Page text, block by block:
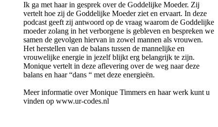
Ik ga met haar in gesprek over de Goddelijke Moeder. Zij
vertelt hoe zij de Goddelijke Moeder ziet en ervaart. In deze
podcast geeft zij antwoord op de vraag waarom de Goddelijke
moeder zolang in het verborgene is gebleven en bespreken we
samen de gevolgen hiervan in zowel mannen als vrouwen.
Het herstellen van de balans tussen de mannelijke en
vrouwelijke energie in jezelf blijkt erg belangrijk te zijn.
Monique vertelt in deze aflevering over de weg naar deze
balans en haar “dans “ met deze energieën.
Meer informatie over Monique Timmers en haar werk kunt u
vinden op www.ur-codes.nl